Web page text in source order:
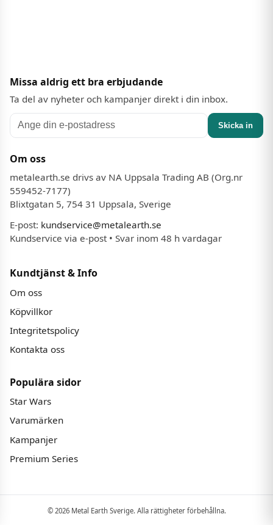
Missa aldrig ett bra erbjudande
Ta del av nyheter och kampanjer direkt i din inbox.
Skicka in
Om oss
metalearth.se drivs av NA Uppsala Trading AB (Org.nr
559452-7177)
Blixtgatan 5, 754 31 Uppsala, Sverige
E-post: kundservice@metalearth.se
Kundservice via e-post • Svar inom 48 h vardagar
Kundtjänst & Info
Om oss
Köpvillkor
Integritetspolicy
Kontakta oss
Populära sidor
Star Wars
Varumärken
Kampanjer
Premium Series
© 2026 Metal Earth Sverige. Alla rättigheter förbehållna.